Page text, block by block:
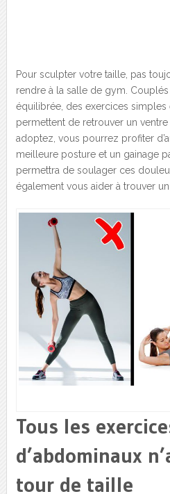
Pour sculpter votre taille, pas
rendre à la salle de gym.
équilibrée, des exercices simples
permettent de retrouver un
adoptez, vous pourrez profiter
meilleure posture et un gainage
permettra de soulager ces
également vous aider à trouver
Tous les
d’abdominaux
tour de taille